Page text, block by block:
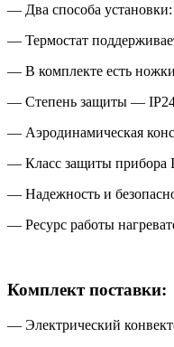
— Два способа
— Термостат
— В комплекте есть ножки
— Степень защиты —
— Аэродинамическая
— Класс защиты прибора
— Надежность и
— Ресурс работы
Комплект поставки:
— Электрический